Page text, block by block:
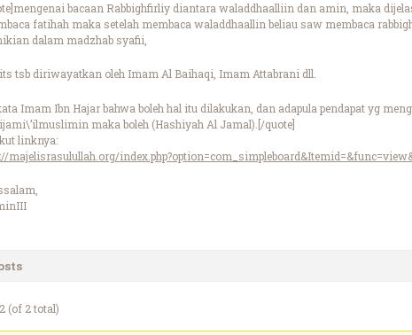
bacaan Rabbighfirliy diantara waladdhaalliin dan amin, maka
fatihah maka setelah membaca waladdhaallin beliau saw membaca
dalam madzhab syafii,
tsb diriwayatkan oleh Imam Al Baihaqi, Imam Attabrani dll.
Imam Ibn Hajar bahwa boleh hal itu dilakukan, dan adapula pendapat yg
maka boleh (Hashiyah Al Jamal).[/quote]
linknya:
majelisrasulullah.org/
(of 2 total)